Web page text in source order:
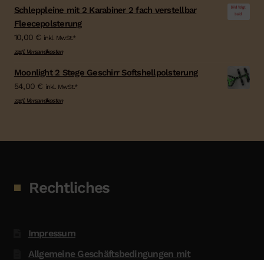
Schleppleine mit 2 Karabiner 2 fach verstellbar
Fleecepolsterung
10,00 € inkl. MwSt.*
zzgl. Versandkosten
Moonlight 2 Stege Geschirr Softshellpolsterung
54,00 € inkl. MwSt.*
zzgl. Versandkosten
Rechtliches
Impressum
Allgemeine Geschäftsbedingungen mit